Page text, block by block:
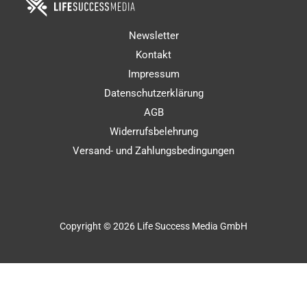
Newsletter
Kontakt
Impressum
Datenschutzerklärung
AGB
Widerrufsbelehrung
Versand- und Zahlungsbedingungen
Copyright © 2026 Life Success Media GmbH